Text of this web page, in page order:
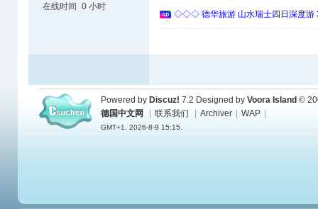
在线时间
0 小时
◇◇◇ 德华旅游 山水瑞士四日深度
Powered by Discuz! 7.2 Designed by Voora Island ©
德国中文网
联系我们 Archiver WAP
GMT+1, 2026-8-9 15:15.